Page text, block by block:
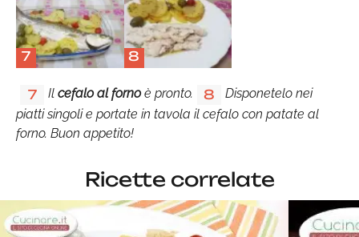
7 8
7 Il cefalo al fornoè pronto. 8
Disponetelo nei
piatti singoli e portate in tavola il cefalo con patate al
forno. Buon appetito!
Ricette correlate